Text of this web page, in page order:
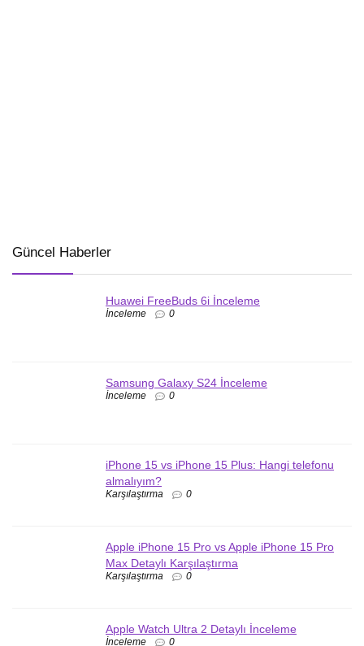
Güncel Haberler
Huawei FreeBuds 6i İnceleme
İnceleme 0
Samsung Galaxy S24 İnceleme
İnceleme 0
iPhone 15 vs iPhone 15 Plus: Hangi telefonu
almalıyım?
Karşılaştırma 0
Apple iPhone 15 Pro vs Apple iPhone 15 Pro
Max Detaylı Karşılaştırma
Karşılaştırma 0
Apple Watch Ultra 2 Detaylı İnceleme
İnceleme 0